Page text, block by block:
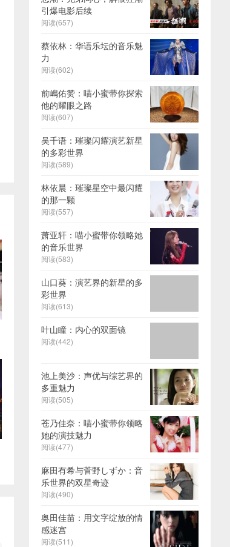
引爆电影后续
阅读(657)
蔡依林：华语乐坛的音乐魅
力
阅读(602)
前嶋佑赞：喵小蜜带你探索
他的耀眼之路
阅读(607)
吴千语：璀璨闪耀演艺新星
的多彩世界
阅读(589)
林依晨：璀璨星空中最闪耀
的那一颗
阅读(557)
萧亚轩：喵小蜜带你领略她
的音乐世界
阅读(583)
山口葵：演艺界的新星的多
彩世界
阅读(613)
叶山瞳：内心的双面镜
阅读(442)
池上美沙：声优与综艺界的
多重魅力
阅读(505)
苍乃佳奈：喵小蜜带你领略
她的演技魅力
阅读(477)
麻田有希与菅野しずか：音
乐世界的双星奇迹
阅读(490)
奥田佳苗：用文字绽放的情
感迷宫
阅读(511)